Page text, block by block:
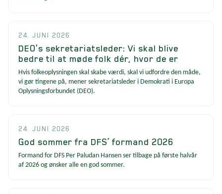
24. JUNI 2026
DEO's sekretariatsleder: Vi skal blive
bedre til at møde folk dér, hvor de er
Hvis folkeoplysningen skal skabe værdi, skal vi udfordre den måde,
vi gør tingene på, mener sekretariatsleder i Demokrati i Europa
Oplysningsforbundet (DEO).
24. JUNI 2026
God sommer fra DFS’ formand 2026
Formand for DFS Per Paludan Hansen ser tilbage på første halvår
af 2026 og ønsker alle en god sommer.